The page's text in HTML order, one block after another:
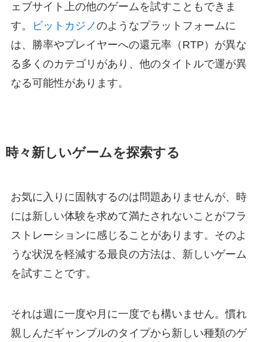
ェブサイト上の他のゲームを試すこともできま
す。
ビットカジノのようなプラットフォームに
は、勝率やプレイヤーへの還元率（RTP）が異な
る多くのカテゴリがあり、他のタイトルで運が異
なる可能性があります。
時々新しいゲームを探索する
お気に入りに固執するのは問題ありませんが、時
には新しい体験を求めて満たされないことがフラ
ストレーションに感じることがあります。そのよ
うな状況を軽減する最良の方法は、新しいゲーム
を試すことです。
それは週に一度や月に一度でも構いません。慣れ
親しんだギャンブルのタイプから新しい種類のゲ